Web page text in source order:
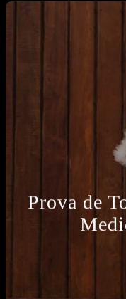
Prova de